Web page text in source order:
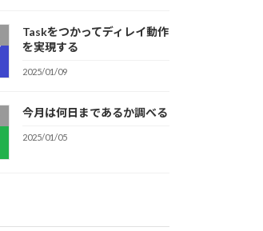
Taskをつかってディレイ動作
を実現する
2025/01/09
今月は何日まであるか調べる
2025/01/05